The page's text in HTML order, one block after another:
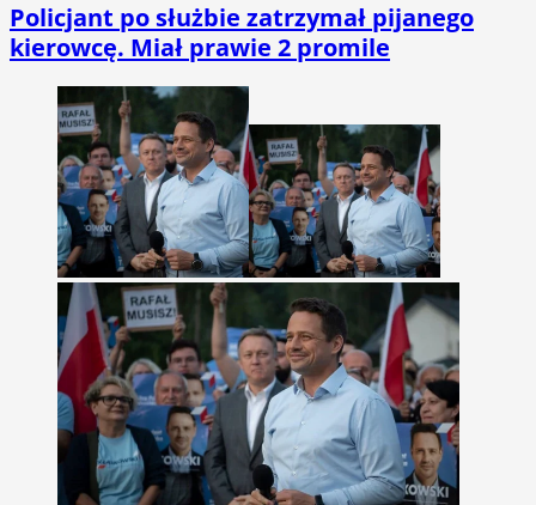
Policjant po służbie zatrzymał pijanego
kierowcę. Miał prawie 2 promile